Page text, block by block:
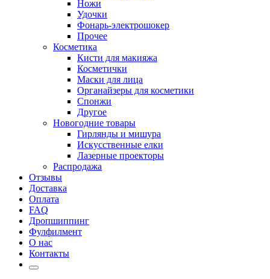
Ножи
Удочки
Фонарь-электрошокер
Прочее
Косметика
Кисти для макияжа
Косметички
Маски для лица
Органайзеры для косметики
Спонжи
Другое
Новогодние товары
Гирлянды и мишура
Искусственные елки
Лазерные проекторы
Распродажа
Отзывы
Доставка
Оплата
FAQ
Дропшиппинг
Фулфилмент
О нас
Контакты